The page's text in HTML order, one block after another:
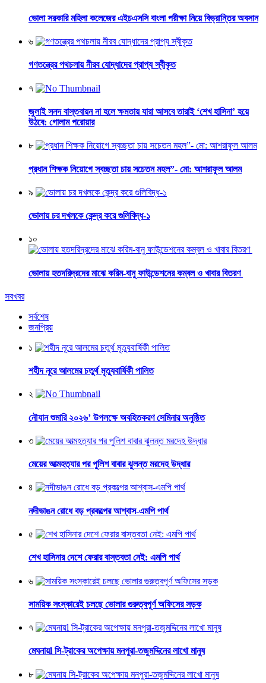
ভোলা সরকারি মহিলা কলেজের এইচএসসি বাংলা পরীক্ষা নিয়ে বিভ্রান্তির অবসান
৬
গণতন্ত্রের পথচলায় নীরব যোদ্ধাদের প্রাপ্য স্বীকৃত
৭
জুলাই সনদ বাস্তবায়ন না হলে ক্ষমতায় যারা আসবে তারাই ‘শেখ হাসিনা’ হয়ে
উঠবে: গোলাম পরোয়ার
৮
প্রধান শিক্ষক নিয়োগে স্বচ্ছতা চায় সচেতন মহল”- মো: আশরাফুল আলম
৯
ভোলায় চর দখলকে কেন্দ্র করে গুলিবিদ্ধ-১
১০
ভোলায় হতদরিদ্রদের মাঝে করিম-বানু ফাউন্ডেশনের কম্বল ও খাবার বিতরণ
সবখবর
সর্বশেষ
জনপ্রিয়
১
শহীদ নূরে আলমের চতুর্থ মৃত্যুবার্ষিকী পালিত
২
নৌযান শুমারি ২০২৬’ উপলক্ষে অবহিতকরণ সেমিনার অনুষ্ঠিত
৩
মেয়ের আত্মহত্যার পর পুলিশ বাবার ঝুলন্ত মরদেহ উদ্ধার
৪
নদীভাঙন রোধে বড় প্রকল্পের আশ্বাস-এমপি পার্থ
৫
শেখ হাসিনার দেশে ফেরার বাস্তবতা নেই: এমপি পার্থ
৬
সাময়িক সংস্কারেই চলছে ভোলার গুরুত্বপূর্ণ অফিসের সড়ক
৭
মেঘনায়l সি-ট্রাকের অপেক্ষায় মনপুরা-তজুমদ্দিনের লাখো মানুষ
৮